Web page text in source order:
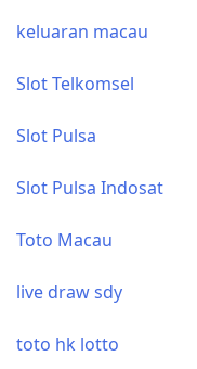
keluaran macau
Slot Telkomsel
Slot Pulsa
Slot Pulsa Indosat
Toto Macau
live draw sdy
toto hk lotto